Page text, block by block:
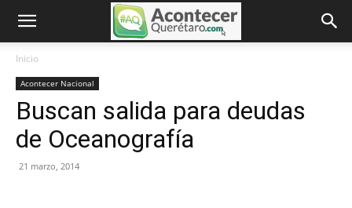
Inicio
Acontecer Nacional
Buscan salida para deudas
de Oceanografía
21 marzo, 2014